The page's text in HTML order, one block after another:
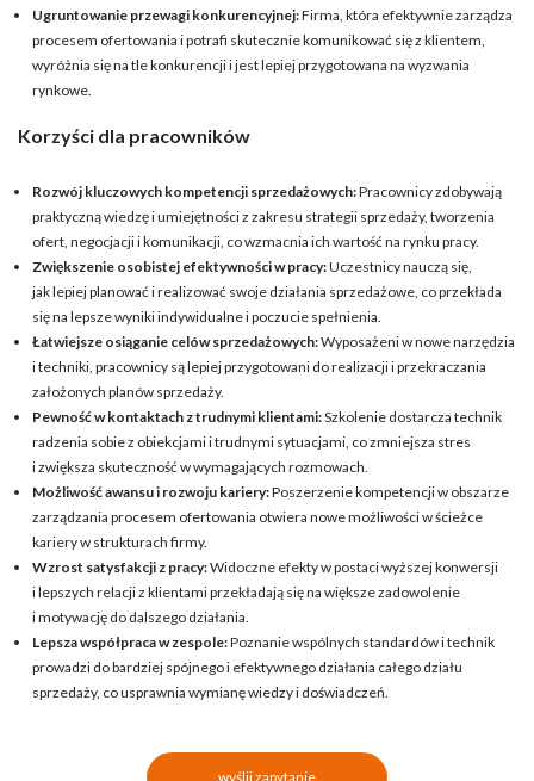
Ugruntowanie przewagi konkurencyjnej:Firma, która efektywnie zarządza
procesem ofertowania i potrafi skutecznie komunikować się z klientem,
wyróżnia się na tle konkurencji i jest lepiej przygotowana na wyzwania
rynkowe.
Korzyści dla pracowników
Rozwój kluczowych kompetencji sprzedażowych:Pracownicy zdobywają
praktyczną wiedzę i umiejętności z zakresu strategii sprzedaży, tworzenia
ofert, negocjacji i komunikacji, co wzmacnia ich wartość na rynku pracy.
Zwiększenie osobistej efektywności w pracy:Uczestnicy nauczą się,
jak lepiej planować i realizować swoje działania sprzedażowe, co przekłada
się na lepsze wyniki indywidualne i poczucie spełnienia.
Łatwiejsze osiąganie celów sprzedażowych:Wyposażeni w nowe narzędzia
i techniki, pracownicy są lepiej przygotowani do realizacji i przekraczania
założonych planów sprzedaży.
Pewność w kontaktach z trudnymi klientami:Szkolenie dostarcza technik
radzenia sobie z obiekcjami i trudnymi sytuacjami, co zmniejsza stres
i zwiększa skuteczność w wymagających rozmowach.
Możliwość awansu i rozwoju kariery:Poszerzenie kompetencji w obszarze
zarządzania procesem ofertowania otwiera nowe możliwości w ścieżce
kariery w strukturach firmy.
Wzrost satysfakcji z pracy:Widoczne efekty w postaci wyższej konwersji
i lepszych relacji z klientami przekładają się na większe zadowolenie
i motywację do dalszego działania.
Lepsza współpraca w zespole:Poznanie wspólnych standardów i technik
prowadzi do bardziej spójnego i efektywnego działania całego działu
sprzedaży, co usprawnia wymianę wiedzy i doświadczeń.
wyślij zapytanie